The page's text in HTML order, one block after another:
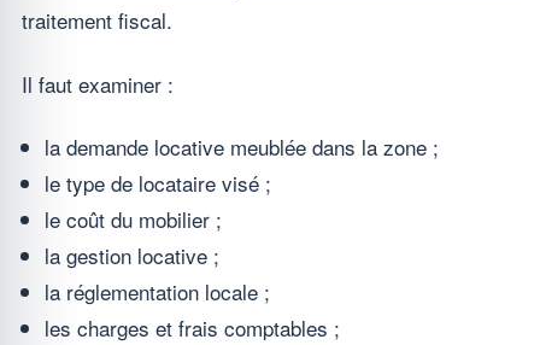
traitement fiscal.
Il faut examiner :
la demande locative meublée dans la zone ;
le type de locataire visé ;
le coût du mobilier ;
la gestion locative ;
la réglementation locale ;
les charges et frais comptables ;